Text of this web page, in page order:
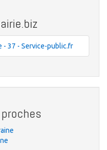
- 37 - Service-public.fr